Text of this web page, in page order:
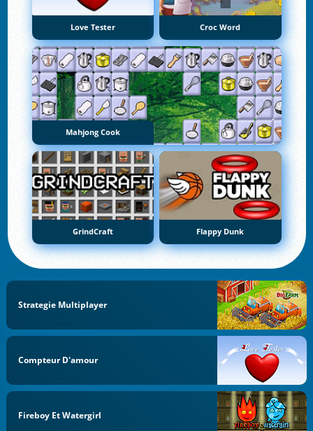
Love Tester Croc Word
Mahjong Cook
GrindCraft Flappy Dunk
Strategie Multiplayer
Compteur D'amour
Fireboy Et Watergirl